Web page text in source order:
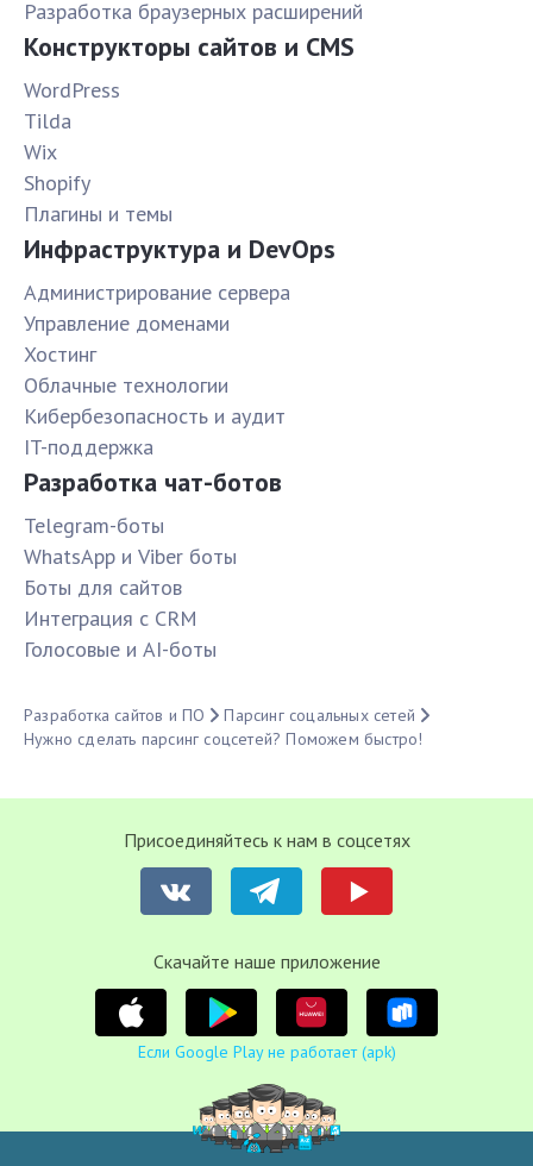
Разработка браузерных расширений
Конструкторы сайтов и CMS
WordPress
Tilda
Wix
Shopify
Плагины и темы
Инфраструктура и DevOps
Администрирование сервера
Управление доменами
Хостинг
Облачные технологии
Кибербезопасность и аудит
IT-поддержка
Разработка чат-ботов
Telegram-боты
WhatsApp и Viber боты
Боты для сайтов
Интеграция с CRM
Голосовые и AI-боты
Разработка сайтов и ПО
Парсинг соцальных сетей
Нужно сделать парсинг соцсетей? Поможем быстро!
Присоединяйтесь к нам в соцсетях
Cкачайте наше приложение
Если Google Play не работает (apk)